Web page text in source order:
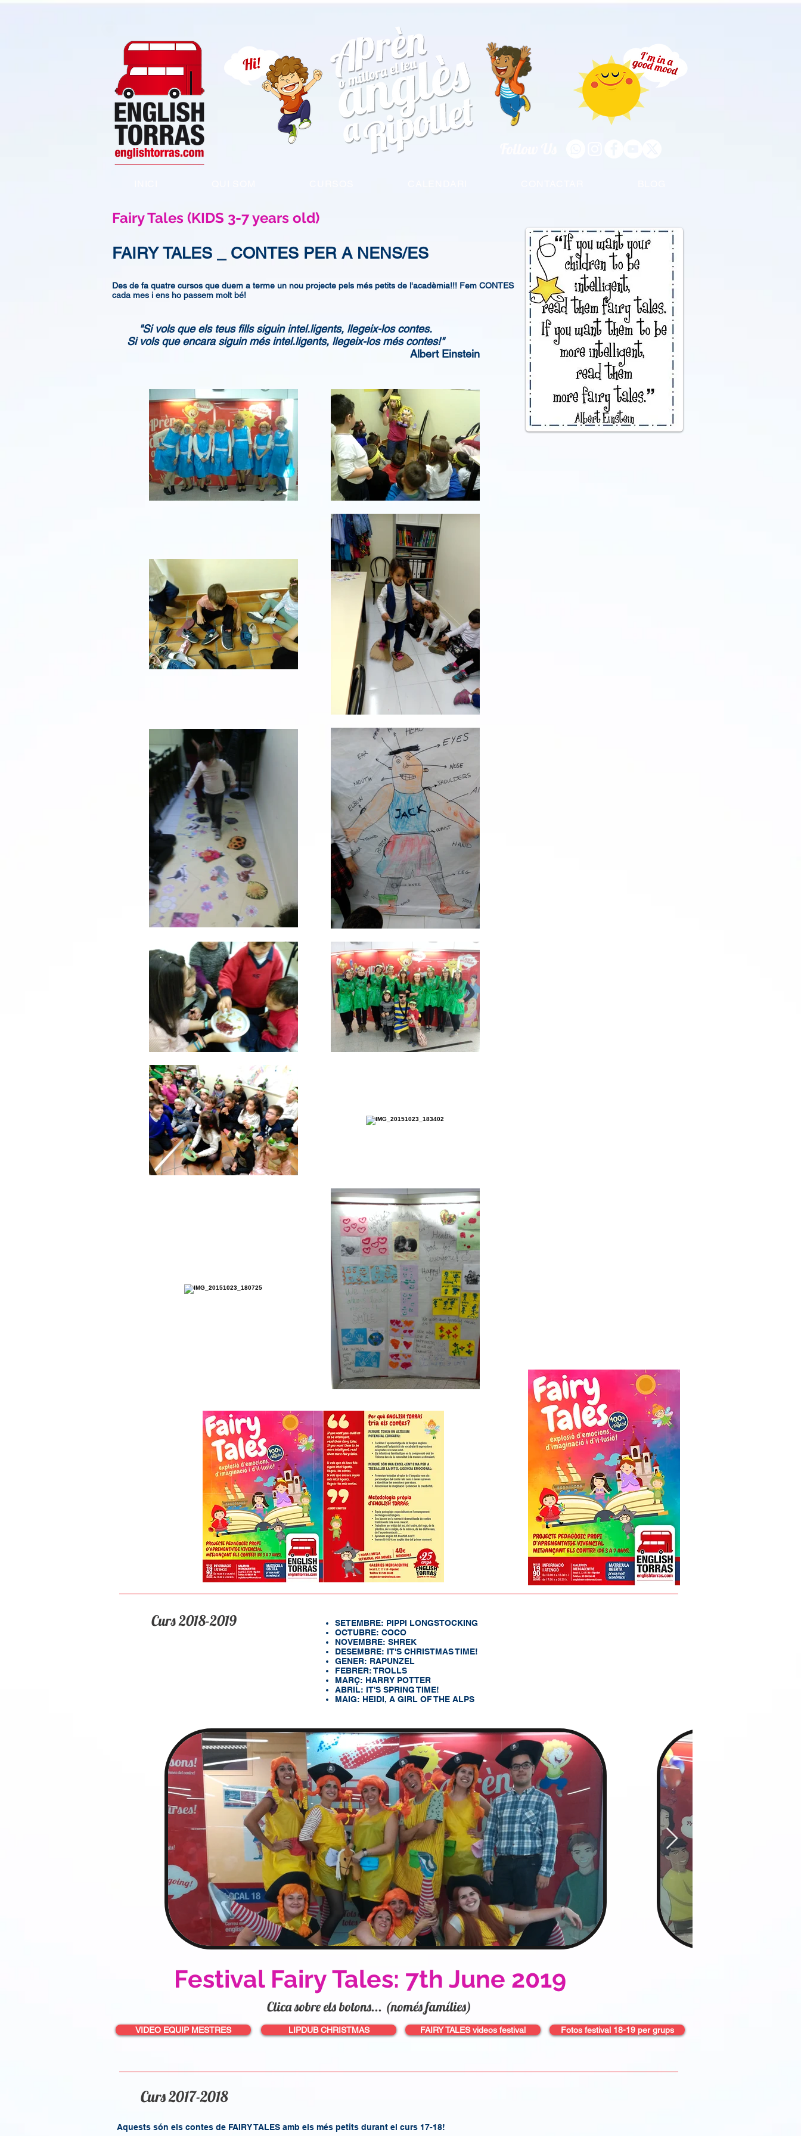
Fairy Tales (KIDS 3-7 years old)
FAIRY TALES _ CONTES PER A NENS/ES
Des de fa quatre cursos que duem a terme un nou projecte pels més petits de l'acadèmia!!! Fem CONTES
cada mes i ens ho passem molt bé!
"Si vols que els teus fills siguin intel.ligents, llegeix-los contes.
Si vols que encara siguin més intel.ligents, llegeix-los més contes!"
Albert Einstein
Curs 2018-2019
SETEMBRE: PIPPI LONGSTOCKING
OCTUBRE: COCO
NOVEMBRE: SHREK
DESEMBRE: IT'S CHRISTMAS TIME!
GENER: RAPUNZEL
FEBRER: TROLLS
MARÇ: HARRY POTTER
ABRIL: IT'S SPRING TIME!
MAIG: HEIDI, A GIRL OF THE ALPS
Festival Fairy Tales: 7th June 2019
Clica sobre els botons... (només famílies)
VIDEO EQUIP MESTRES LIPDUB CHRISTMAS FAIRY TALES videos festival Fotos festival 18-19 per grups
Curs 2017-2018
Aquests són els contes de FAIRY TALES amb els més petits durant el curs 17-18!